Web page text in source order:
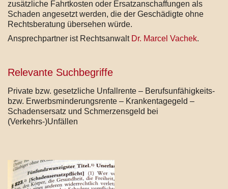
zusätzliche Fahrtkosten oder Ersatzanschaffungen als
Schaden angesetzt werden, die der Geschädigte ohne
Rechtsberatung übersehen würde.
Ansprechpartner ist Rechtsanwalt Dr. Marcel Vachek.
Relevante Suchbegriffe
Private bzw. gesetzliche Unfallrente – Berufsunfähigkeits-
bzw. Erwerbsminderungsrente – Krankentagegeld –
Schadensersatz und Schmerzensgeld bei
(Verkehrs-)Unfällen